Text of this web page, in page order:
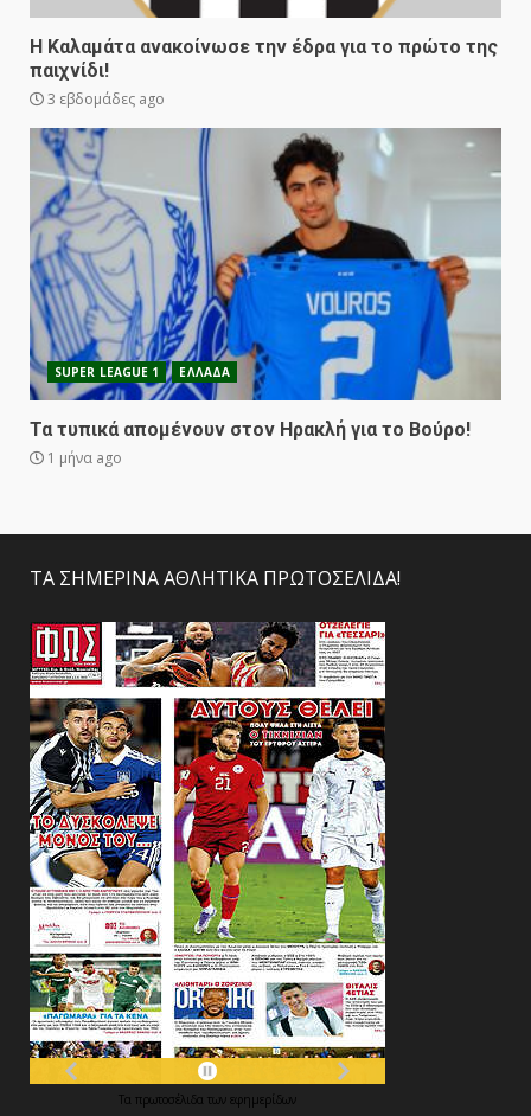
Η Καλαμάτα ανακοίνωσε την έδρα για το πρώτο της
παιχνίδι!
3 εβδομάδες ago
SUPER LEAGUE 1 ΕΛΛΑΔΑ
Τα τυπικά απομένουν στον Ηρακλή για το Βούρο!
1 μήνα ago
ΤΑ ΣΗΜΕΡΙΝΑ ΑΘΛΗΤΙΚΑ ΠΡΩΤΟΣΕΛΙΔΑ!
Τα πρωτοσέλιδα των εφημερίδων